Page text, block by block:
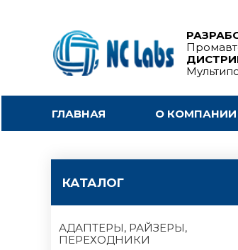
ГЛАВНАЯ О КОМПАНИИ
КАТАЛОГ
АДАПТЕРЫ, РАЙЗЕРЫ,
ПЕРЕХОДНИКИ